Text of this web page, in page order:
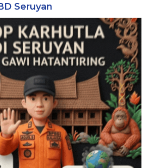
Seruyan